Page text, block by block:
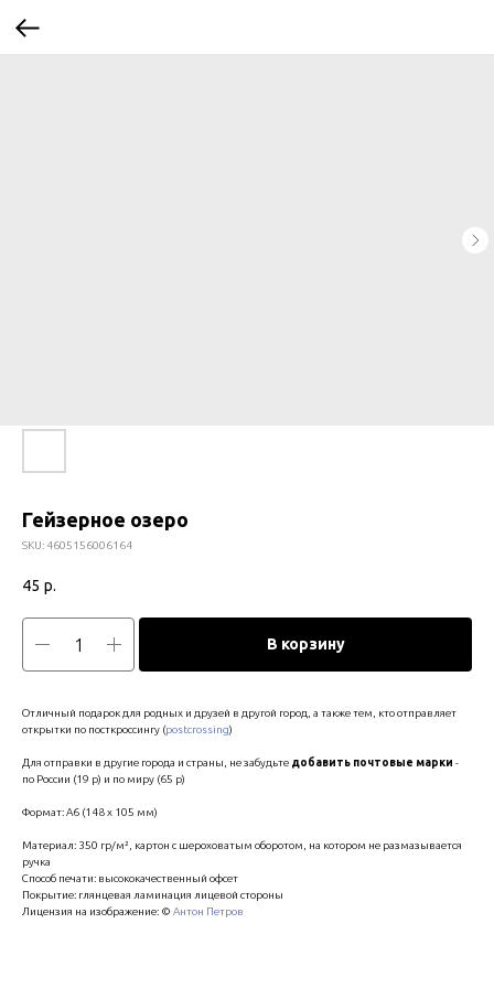
Гейзерное озеро
SKU: 4605156006164
45 р.
В корзину
Отличный подарок для родных и друзей в другой город, а также тем, кто отправляет
открытки по посткроссингу (postcrossing)
Для отправки в другие города и страны, не забудьте добавить почтовые марки -
по России (19 р) и по миру (65 р)
Формат: А6 (148 х 105 мм)
Материал: 350 гр/м², картон с шероховатым оборотом, на котором не размазывается
ручка
Способ печати: высококачественный офсет
Покрытие: глянцевая ламинация лицевой стороны
Лицензия на изображение: © Антон Петров